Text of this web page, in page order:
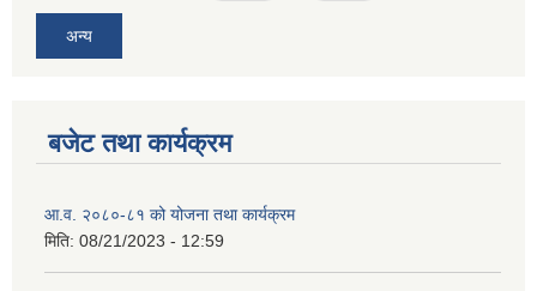
अन्य
बजेट तथा कार्यक्रम
आ.व. २०८०-८१ को योजना तथा कार्यक्रम
मिति: 08/21/2023 - 12:59